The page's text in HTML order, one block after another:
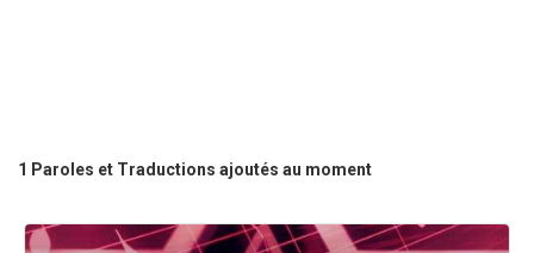
1 Paroles et Traductions ajoutés au moment